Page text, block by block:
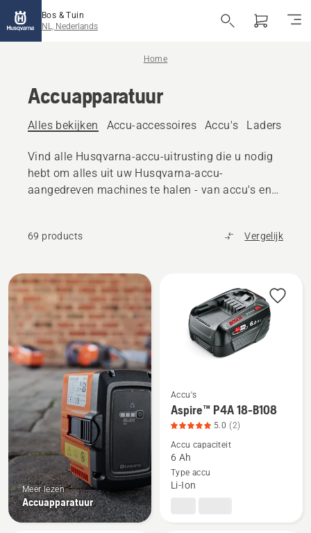
Bos & Tuin
NL, Nederlands
Home
Accuapparatuur
Alles bekijken Accu-accessoires Accu's Laders
Vind alle Husqvarna-accu-uitrusting die u nodig
hebt om alles uit uw Husqvarna-accu-
aangedreven machines te halen - van accu's en
69 products Vergelijk
Bekijk
alle
producten
Meer lezen
Accuapparatuur
Bekijk
meer
details
over
Aspire™
P4A
Accu's
Aspire™ P4A 18-B108
5.0 (2)
Accu capaciteit
6 Ah
Type accu
Li-Ion